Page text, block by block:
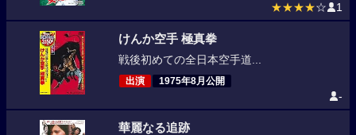
★★★★☆ 1
けんか空手 極真拳
戦後初めての全日本空手道...
出演 1975年8月公開
-
華麗なる追跡